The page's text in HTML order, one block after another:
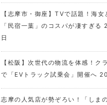
【志摩市・御座】TVで話題！海女
「民宿一葉」のコスパが凄すぎる
日
【松阪】次世代の物流を体感！ク
で「EVトラック試乗会」開催へ
志摩の人気店が勢ぞろい！「しま